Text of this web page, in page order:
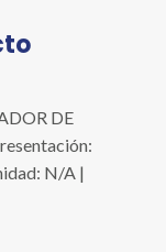
DE
N/A |